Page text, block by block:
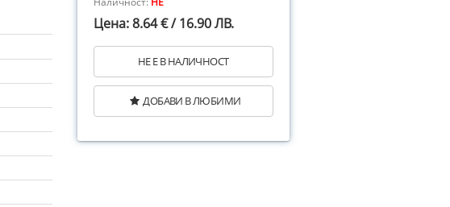
Цена: 8.64 € / 16.90 ЛВ.
НЕ Е В НАЛИЧНОСТ
ДОБАВИ В ЛЮБИМИ